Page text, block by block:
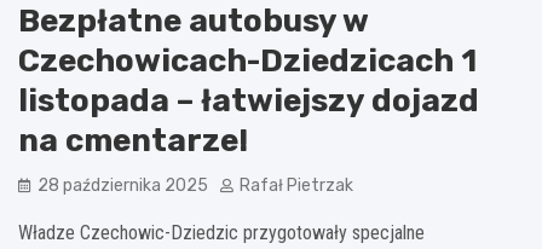
Bezpłatne autobusy w
Czechowicach-Dziedzicach 1
listopada – łatwiejszy dojazd
na cmentarze!
28 października 2025 Rafał Pietrzak
Władze Czechowic-Dziedzic przygotowały specjalne